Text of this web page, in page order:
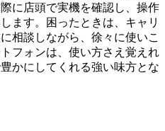
に店頭で実機を確認し、操作
ます。困ったときは、キャリ
相談しながら、徐々に使いこ
フォンは、使い方さえ覚えれ
かにしてくれる強い味方とな